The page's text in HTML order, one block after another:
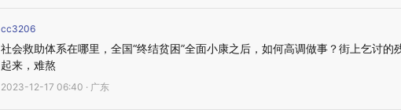
cc3206
社会救助体系在哪里，全国“终结贫困”全面小康之后，如何高调做事？街上乞讨的
起来，难熬
2023-12-17 06:40 · 广东